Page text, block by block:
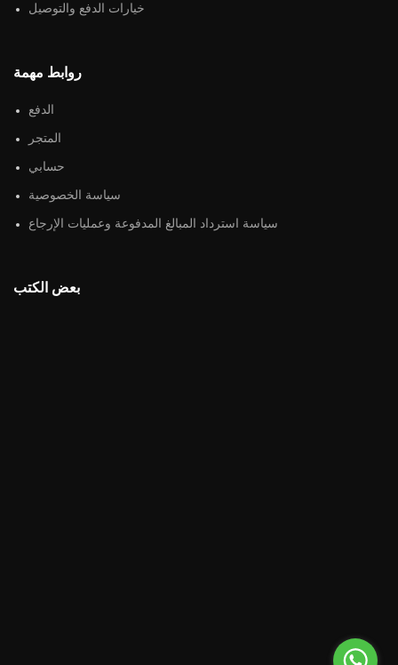
خيارات الدفع والتوصيل
روابط مهمة
الدفع
المتجر
حسابي
سياسة الخصوصية
سياسة استرداد المبالغ المدفوعة وعمليات الإرجاع
بعض الكتب